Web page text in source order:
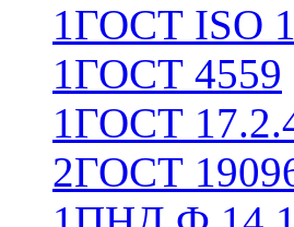
1ГОСТ ISO
1ГОСТ 4559
1ГОСТ
2ГОСТ